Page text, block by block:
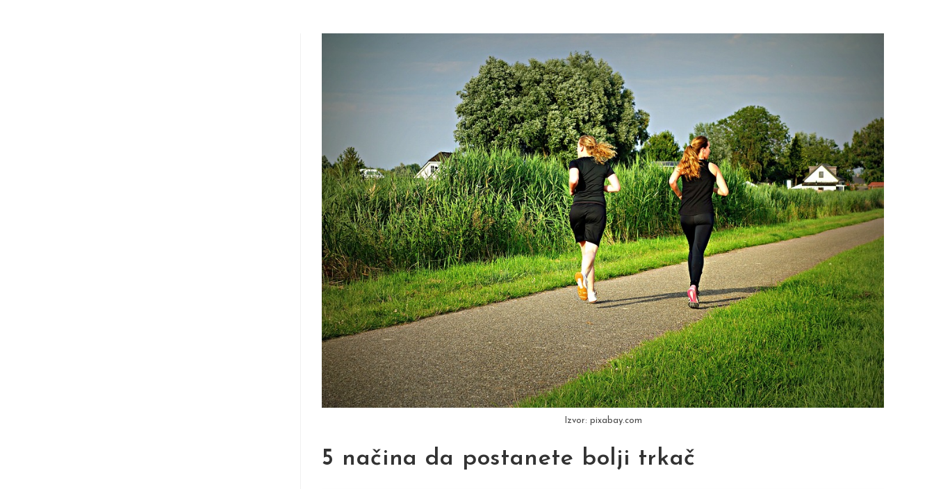
Izvor: pixabay.com
5 načina da postanete bolji trkač